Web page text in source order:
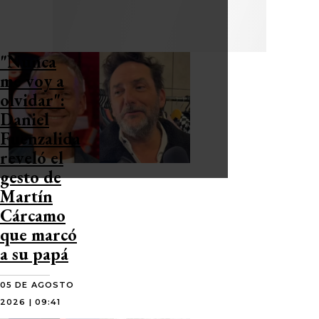
"Nunca
me voy a
olvidar":
Daniel
Fuenzalida
reveló el
gesto de
Martín
Cárcamo
que marcó
a su papá
05 DE AGOSTO
2026 | 09:41